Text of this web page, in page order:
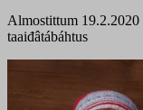
Almostittum 19.2.2020
taaiđâtábáhtus